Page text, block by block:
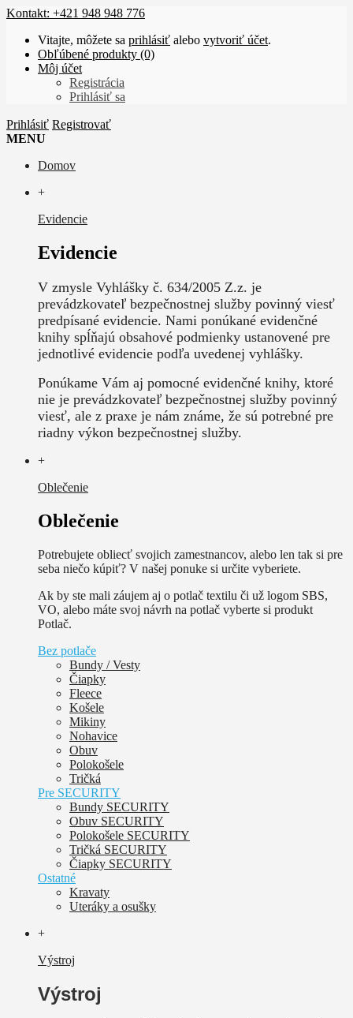
Kontakt: +421 948 948 776
Vitajte, môžete sa prihlásiť alebo vytvoriť účet.
Obľúbené produkty (0)
Môj účet
Registrácia
Prihlásiť sa
Prihlásiť Registrovať
MENU
Domov
+
Evidencie
Evidencie
V zmysle Vyhlášky č. 634/2005 Z.z. je
prevádzkovateľ bezpečnostnej služby povinný viesť
predpísané evidencie. Nami ponúkané evidenčné
knihy spĺňajú obsahové podmienky ustanovené pre
jednotlivé evidencie podľa uvedenej vyhlášky.
Ponúkame Vám aj pomocné evidenčné knihy, ktoré
nie je prevádzkovateľ bezpečnostnej služby povinný
viesť, ale z praxe je nám známe, že sú potrebné pre
riadny výkon bezpečnostnej služby.
+
Oblečenie
Oblečenie
Potrebujete obliecť svojich zamestnancov, alebo len tak si pre
seba niečo kúpiť? V našej ponuke si určite vyberiete.
Ak by ste mali záujem aj o potlač textilu či už logom SBS,
VO, alebo máte svoj návrh na potlač vyberte si produkt
Potlač.
Bez potlače
Bundy / Vesty
Čiapky
Fleece
Košele
Mikiny
Nohavice
Obuv
Polokošele
Tričká
Pre SECURITY
Bundy SECURITY
Obuv SECURITY
Polokošele SECURITY
Tričká SECURITY
Čiapky SECURITY
Ostatné
Kravaty
Uteráky a osušky
+
Výstroj
Výstroj